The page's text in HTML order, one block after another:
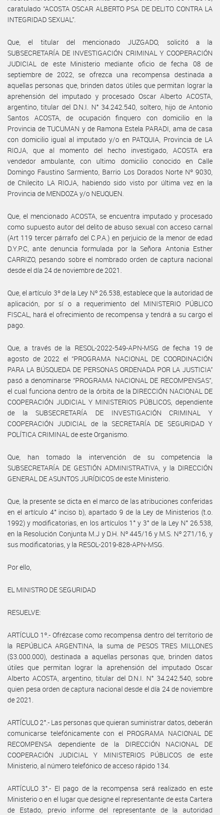
caratulado “ACOSTA OSCAR ALBERTO PSA DE DELITO CONTRA LA
INTEGRIDAD SEXUAL”.
Que, el titular del mencionado JUZGADO, solicitó a la
SUBSECRETARÍA DE INVESTIGACIÓN CRIMINAL Y COOPERACIÓN
JUDICIAL de este Ministerio mediante oficio de fecha 08 de
septiembre de 2022, se ofrezca una recompensa destinada a
aquellas personas que, brinden datos útiles que permitan lograr la
aprehensión del imputado y procesado Oscar Alberto ACOSTA,
argentino, titular del D.N.I. N° 34.242.540, soltero, hijo de Antonio
Santos ACOSTA, de ocupación finquero con domicilio en la
Provincia de TUCUMAN y de Ramona Estela PARADI, ama de casa
con domicilio igual al imputado y/o en PATQUIA, Provincia de LA
RIOJA, que al momento del hecho investigado, ACOSTA era
vendedor ambulante, con ultimo domicilio conocido en Calle
Domingo Faustino Sarmiento, Barrio Los Dorados Norte Nº 9030,
de Chilecito LA RIOJA, habiendo sido visto por última vez en la
Provincia de MENDOZA y/o NEUQUEN.
Que, el mencionado ACOSTA, se encuentra imputado y procesado
como supuesto autor del delito de abuso sexual con acceso carnal
(Art 119 tercer párrafo del C.P.A.) en perjuicio de la menor de edad
D.Y.P.C, ante denuncia formulada por la Señora Antonia Esther
CARRIZO, pesando sobre el nombrado orden de captura nacional
desde el día 24 de noviembre de 2021.
Que, el artículo 3º de la Ley Nº 26.538, establece que la autoridad de
aplicación, por sí o a requerimiento del MINISTERIO PÚBLICO
FISCAL, hará el ofrecimiento de recompensa y tendrá a su cargo el
pago.
Que, a través de la RESOL-2022-549-APN-MSG de fecha 19 de
agosto de 2022 el “PROGRAMA NACIONAL DE COORDINACIÓN
PARA LA BÚSQUEDA DE PERSONAS ORDENADA POR LA JUSTICIA”
pasó a denominarse “PROGRAMA NACIONAL DE RECOMPENSAS”,
el cual funciona dentro de la órbita de la DIRECCIÓN NACIONAL DE
COOPERACIÓN JUDICIAL Y MINISTERIOS PÚBLICOS, dependiente
de la SUBSECRETARÍA DE INVESTIGACIÓN CRIMINAL Y
COOPERACIÓN JUDICIAL de la SECRETARÍA DE SEGURIDAD Y
POLÍTICA CRIMINAL de este Organismo.
Que, han tomado la intervención de su competencia la
SUBSECRETARÍA DE GESTIÓN ADMINISTRATIVA, y la DIRECCIÓN
GENERAL DE ASUNTOS JURÍDICOS de este Ministerio.
Que, la presente se dicta en el marco de las atribuciones conferidas
en el artículo 4° inciso b), apartado 9 de la Ley de Ministerios (t.o.
1992) y modificatorias, en los artículos 1° y 3° de la Ley N° 26.538,
en la Resolución Conjunta M.J y D.H. Nº 445/16 y M.S. Nº 271/16, y
sus modificatorias, y la RESOL-2019-828-APN-MSG.
Por ello,
EL MINISTRO DE SEGURIDAD
RESUELVE:
ARTÍCULO 1º.- Ofrézcase como recompensa dentro del territorio de
la REPÚBLICA ARGENTINA, la suma de PESOS TRES MILLONES
($3.000.000), destinada a aquellas personas que, brinden datos
útiles que permitan lograr la aprehensión del imputado Oscar
Alberto ACOSTA, argentino, titular del D.N.I. N° 34.242.540, sobre
quien pesa orden de captura nacional desde el día 24 de noviembre
de 2021.
ARTÍCULO 2°.- Las personas que quieran suministrar datos, deberán
comunicarse telefónicamente con el PROGRAMA NACIONAL DE
RECOMPENSA dependiente de la DIRECCIÓN NACIONAL DE
COOPERACIÓN JUDICIAL Y MINISTERIOS PÚBLICOS de este
Ministerio, al número telefónico de acceso rápido 134.
ARTÍCULO 3°.- El pago de la recompensa será realizado en este
Ministerio o en el lugar que designe el representante de esta Cartera
de Estado, previo informe del representante de la autoridad